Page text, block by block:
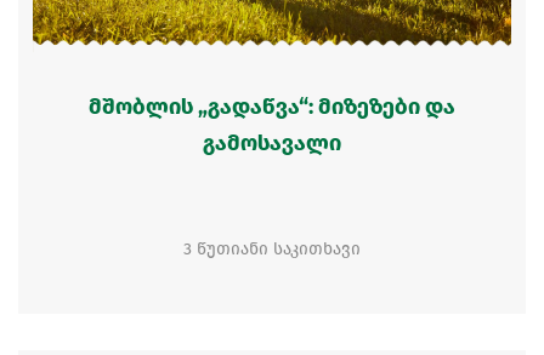
მშობლის „გადაწვა“: მიზეზები და
გამოსავალი
3 წუთიანი საკითხავი